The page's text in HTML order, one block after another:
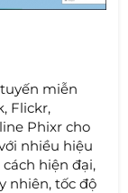
miễn
Flickr,
Phixr cho
nhiều hiệu
hiện đại,
nhiên, tốc độ